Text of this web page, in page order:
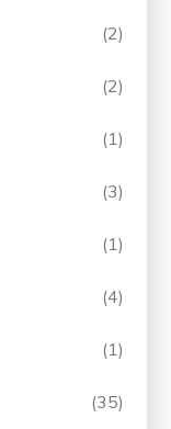
(2)
(2)
(1)
(3)
(1)
(4)
(1)
(35)